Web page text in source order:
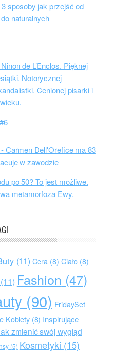
sposoby jak przejść od
naturalnych
de L’Enclos. Pięknej
Notorycznej
Cenionej pisarki i
Carmen Dell'Orefice ma 83
w zawodzie
po 50? To jest możliwe.
metamorfoza Ewy.
(11) Cera(8) Ciało(8)
Fashion (47)
(90) FridaySet
Kobiety(8) Inspirujące
zmienić swój wygląd
(5) Kosmetyki (15)